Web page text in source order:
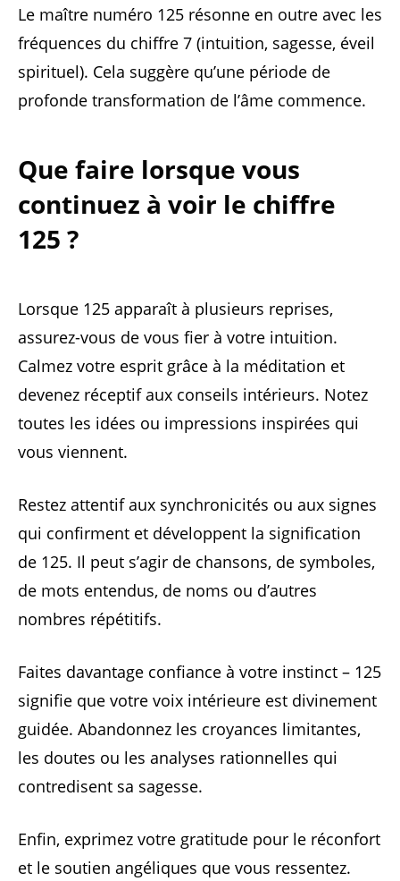
Le maître numéro 125 résonne en outre avec les
fréquences du chiffre 7 (intuition, sagesse, éveil
spirituel). Cela suggère qu’une période de
profonde transformation de l’âme commence.
Que faire lorsque vous
continuez à voir le chiffre
125 ?
Lorsque 125 apparaît à plusieurs reprises,
assurez-vous de vous fier à votre intuition.
Calmez votre esprit grâce à la méditation et
devenez réceptif aux conseils intérieurs. Notez
toutes les idées ou impressions inspirées qui
vous viennent.
Restez attentif aux synchronicités ou aux signes
qui confirment et développent la signification
de 125. Il peut s’agir de chansons, de symboles,
de mots entendus, de noms ou d’autres
nombres répétitifs.
Faites davantage confiance à votre instinct – 125
signifie que votre voix intérieure est divinement
guidée. Abandonnez les croyances limitantes,
les doutes ou les analyses rationnelles qui
contredisent sa sagesse.
Enfin, exprimez votre gratitude pour le réconfort
et le soutien angéliques que vous ressentez.